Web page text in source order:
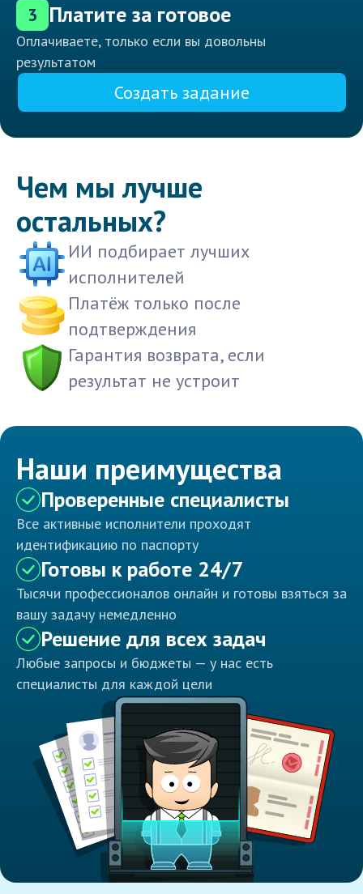
3 Платите за готовое
Оплачиваете, только если вы довольны
результатом
Создать задание
Чем мы лучше
остальных?
ИИ подбирает лучших
исполнителей
Платёж только после
подтверждения
Гарантия возврата, если
результат не устроит
Наши преимущества
Проверенные специалисты
Все активные исполнители проходят
идентификацию по паспорту
Готовы к работе 24/7
Тысячи профессионалов онлайн и готовы взяться за
вашу задачу немедленно
Решение для всех задач
Любые запросы и бюджеты — у нас есть
специалисты для каждой цели